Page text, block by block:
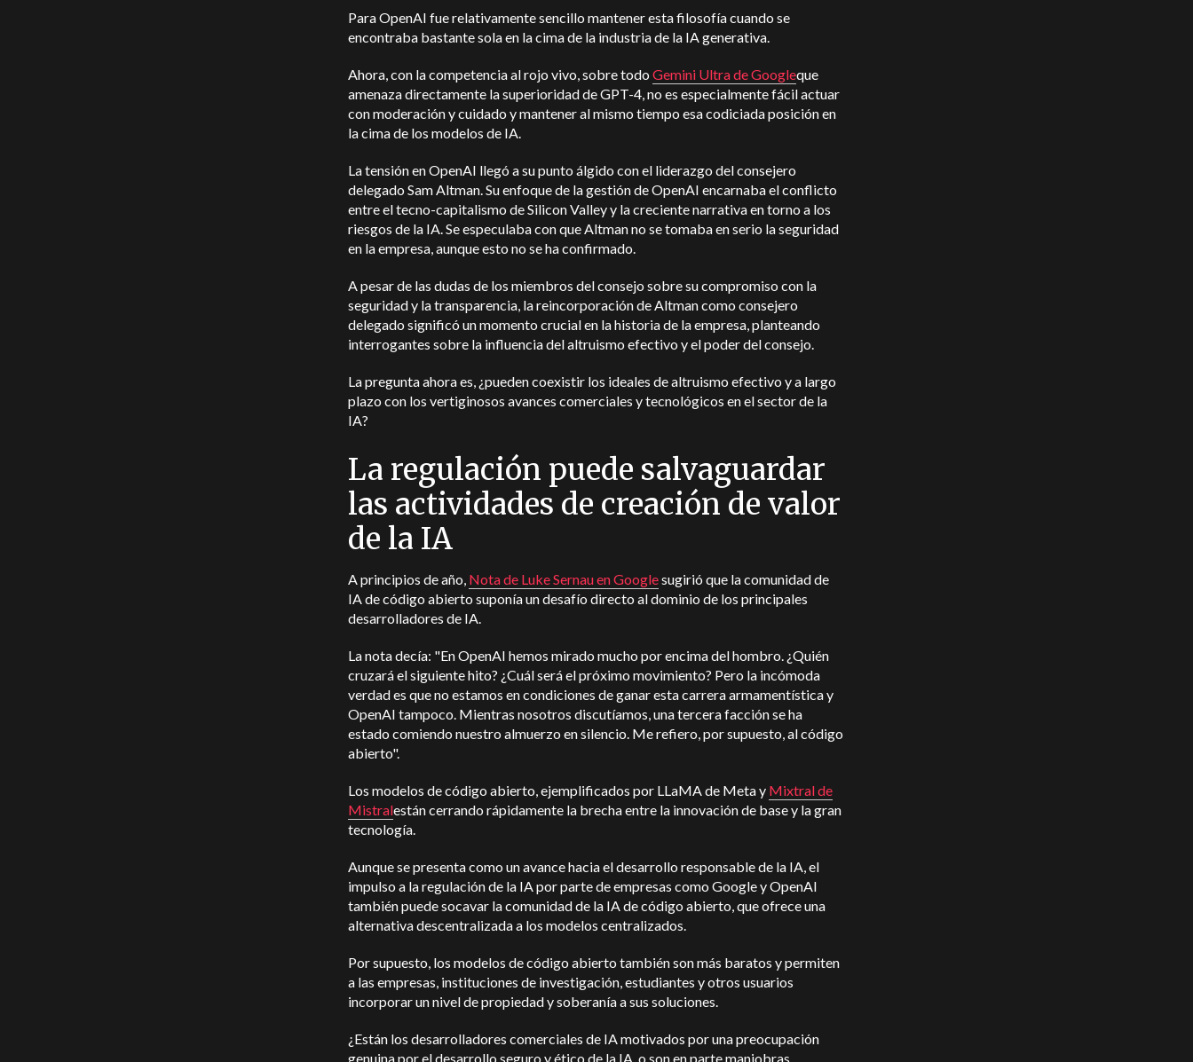
Para OpenAI fue relativamente sencillo mantener esta filosofía cuando se
encontraba bastante sola en la cima de la industria de la IA generativa.
Ahora, con la competencia al rojo vivo, sobre todo Gemini Ultra de Googleque
amenaza directamente la superioridad de GPT-4, no es especialmente fácil actuar
con moderación y cuidado y mantener al mismo tiempo esa codiciada posición en
la cima de los modelos de IA.
La tensión en OpenAI llegó a su punto álgido con el liderazgo del consejero
delegado Sam Altman. Su enfoque de la gestión de OpenAI encarnaba el conflicto
entre el tecno-capitalismo de Silicon Valley y la creciente narrativa en torno a los
riesgos de la IA. Se especulaba con que Altman no se tomaba en serio la seguridad
en la empresa, aunque esto no se ha confirmado.
A pesar de las dudas de los miembros del consejo sobre su compromiso con la
seguridad y la transparencia, la reincorporación de Altman como consejero
delegado significó un momento crucial en la historia de la empresa, planteando
interrogantes sobre la influencia del altruismo efectivo y el poder del consejo.
La pregunta ahora es, ¿pueden coexistir los ideales de altruismo efectivo y a largo
plazo con los vertiginosos avances comerciales y tecnológicos en el sector de la
IA?
La regulación puede salvaguardar
las actividades de creación de valor
de la IA
A principios de año, Nota de Luke Sernau en Googlesugirió que la comunidad de
IA de código abierto suponía un desafío directo al dominio de los principales
desarrolladores de IA.
La nota decía: "En OpenAI hemos mirado mucho por encima del hombro. ¿Quién
cruzará el siguiente hito? ¿Cuál será el próximo movimiento? Pero la incómoda
verdad es que no estamos en condiciones de ganar esta carrera armamentística y
OpenAI tampoco. Mientras nosotros discutíamos, una tercera facción se ha
estado comiendo nuestro almuerzo en silencio. Me refiero, por supuesto, al código
abierto".
Los modelos de código abierto, ejemplificados por LLaMA de Meta y Mixtral de
Mistralestán cerrando rápidamente la brecha entre la innovación de base y la gran
tecnología.
Aunque se presenta como un avance hacia el desarrollo responsable de la IA, el
impulso a la regulación de la IA por parte de empresas como Google y OpenAI
también puede socavar la comunidad de la IA de código abierto, que ofrece una
alternativa descentralizada a los modelos centralizados.
Por supuesto, los modelos de código abierto también son más baratos y permiten
a las empresas, instituciones de investigación, estudiantes y otros usuarios
incorporar un nivel de propiedad y soberanía a sus soluciones.
¿Están los desarrolladores comerciales de IA motivados por una preocupación
genuina por el desarrollo seguro y ético de la IA, o son en parte maniobras